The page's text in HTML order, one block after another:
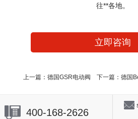
往**各地。
立即咨询
上一篇：德国GSR电动阀 下一篇：德国
400-168-2626